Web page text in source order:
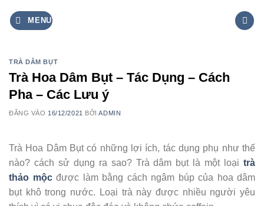
qua
MENU
TRÀ DÂM BỤT
Trà Hoa Dâm Bụt – Tác Dụng – Cách
Pha – Các Lưu ý
ĐĂNG VÀO 16/12/2021 BỞIADMIN
Trà Hoa Dâm Bụt có những lợi ích, tác dụng phụ như thế
nào? cách sử dụng ra sao? Trà dâm bụt là một loại trà
thảo mộcđược làm bằng cách ngâm búp của hoa dâm
bụt khô trong nước. Loại trà này được nhiều người yêu